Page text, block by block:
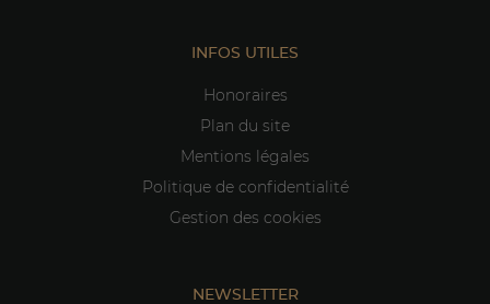
INFOS UTILES
Honoraires
Plan du site
Mentions légales
Politique de confidentialité
Gestion des cookies
NEWSLETTER